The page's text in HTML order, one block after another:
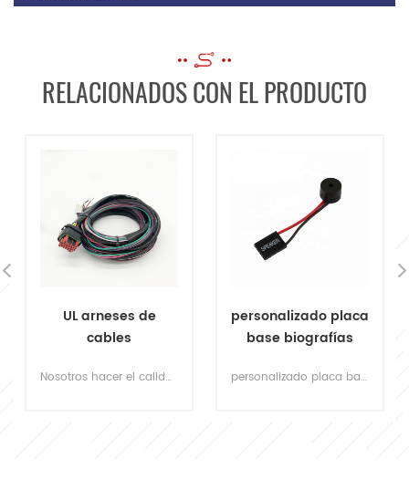
RELACIONADOS CON EL PRODUCTO
personalizado placa
base biografías
computadora
personalizado placa base biografías poste altavoz 4 pin 2 conector de cable altavoz pequeño timbre timbre del chasis
UL aprobado
2.54mm 4pin macho
arnés de cables encuentre arneses de cable ul dupont de calidad personalizados para diseño robótico, luz led, conexión de alimentación, conexión electrónica de pcb. & nbsp;